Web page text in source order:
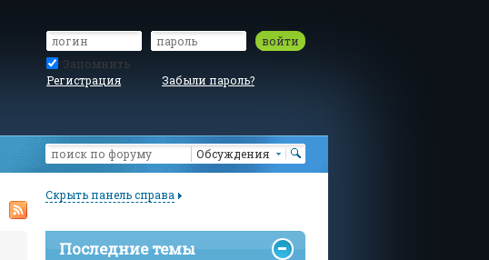
войти
Запомнить
Регистрация
Забыли пароль?
Обсуждения
Скрыть панель справа
Последние темы